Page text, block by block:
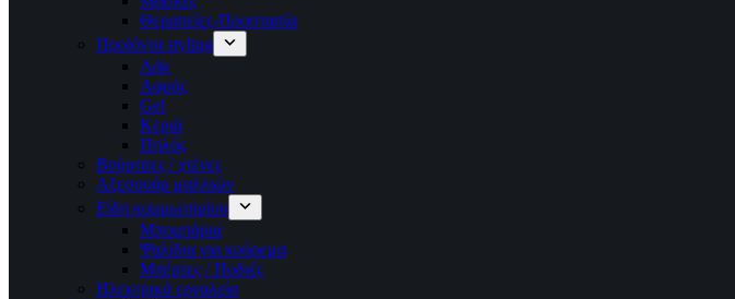
Θεραπείες-Προστασία
Προϊόντα styling
Λάκ
Αφρός
Gel
Κεριά
Πηλός
Βούρτσες / χτένες
Αξεσουάρ μαλλιών
Είδη κομμωτηρίου
Μπομπάρια
Ψαλίδια για κούρεμα
Μπέρτες / Ποδιές
Ηλεκτρικά εργαλεία